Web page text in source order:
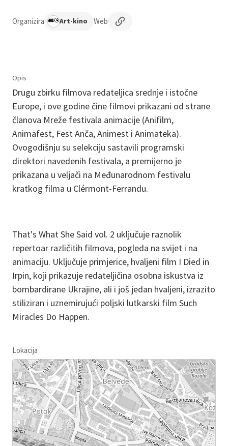
Organizira Art-kino Web
Opis
Drugu zbirku filmova redateljica srednje i istočne
Europe, i ove godine čine filmovi prikazani od strane
članova Mreže festivala animacije (Anifilm,
Animafest, Fest Anča, Animest i Animateka).
Ovogodišnju su selekciju sastavili programski
direktori navedenih festivala, a premijerno je
prikazana u veljači na Međunarodnom festivalu
kratkog filma u Clérmont-Ferrandu.
That's What She Said vol. 2 uključuje raznolik
repertoar različitih filmova, pogleda na svijet i na
animaciju. Uključuje primjerice, hvaljeni film I Died in
Irpin, koji prikazuje redateljičina osobna iskustva iz
bombardirane Ukrajine, ali i još jedan hvaljeni, izrazito
stiliziran i uznemirujući poljski lutkarski film Such
Miracles Do Happen.
Lokacija